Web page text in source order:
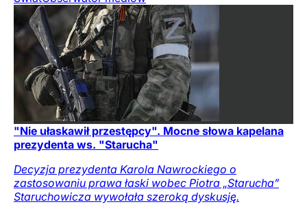
"Nie ułaskawił przestępcy". Mocne słowa kapelana
prezydenta ws. "Starucha"
Decyzja prezydenta Karola Nawrockiego o
zastosowaniu prawa łaski wobec Piotra „Starucha”
Staruchowicza wywołała szeroką dyskusję.